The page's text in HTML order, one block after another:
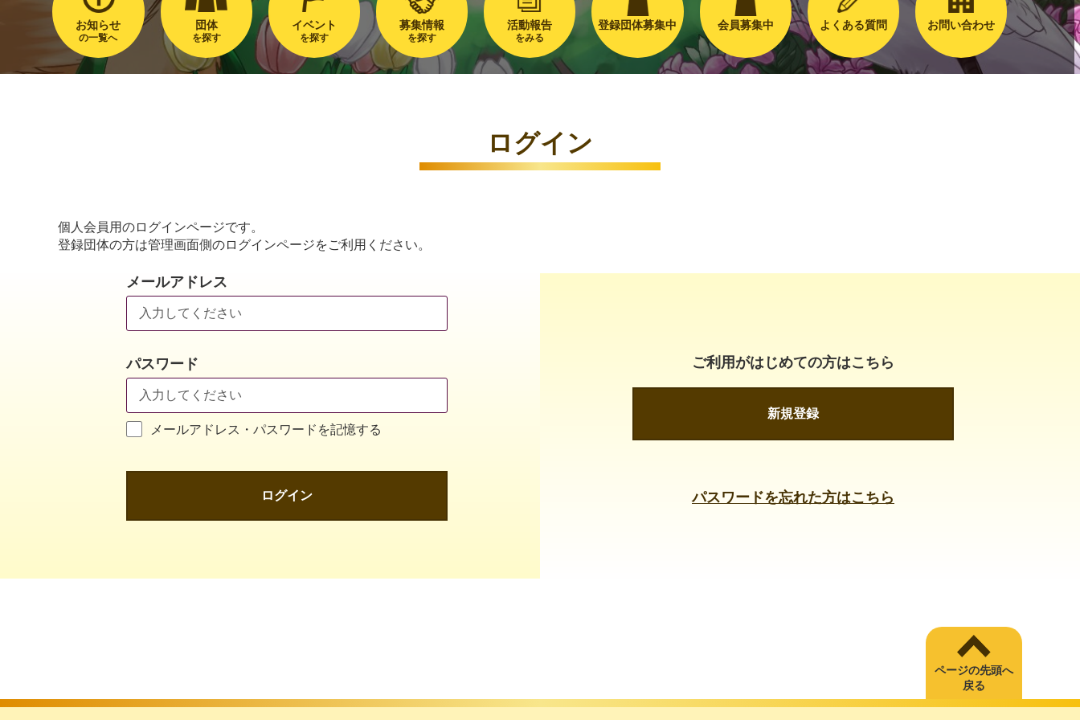
お知らせ
の一覧へ
団体
を探す
イベント
を探す
募集情報
を探す
活動報告
をみる
登録団体募集中 会員募集中 よくある質問 お問い合わせ
ログイン
個人会員用のログインページです。
登録団体の方は管理画面側のログインページをご利用ください。
メールアドレス
パスワード
メールアドレス・パスワードを記憶する
ログイン
ご利用がはじめての方はこちら
新規登録
パスワードを忘れた方はこちら
ページの先頭へ
戻る